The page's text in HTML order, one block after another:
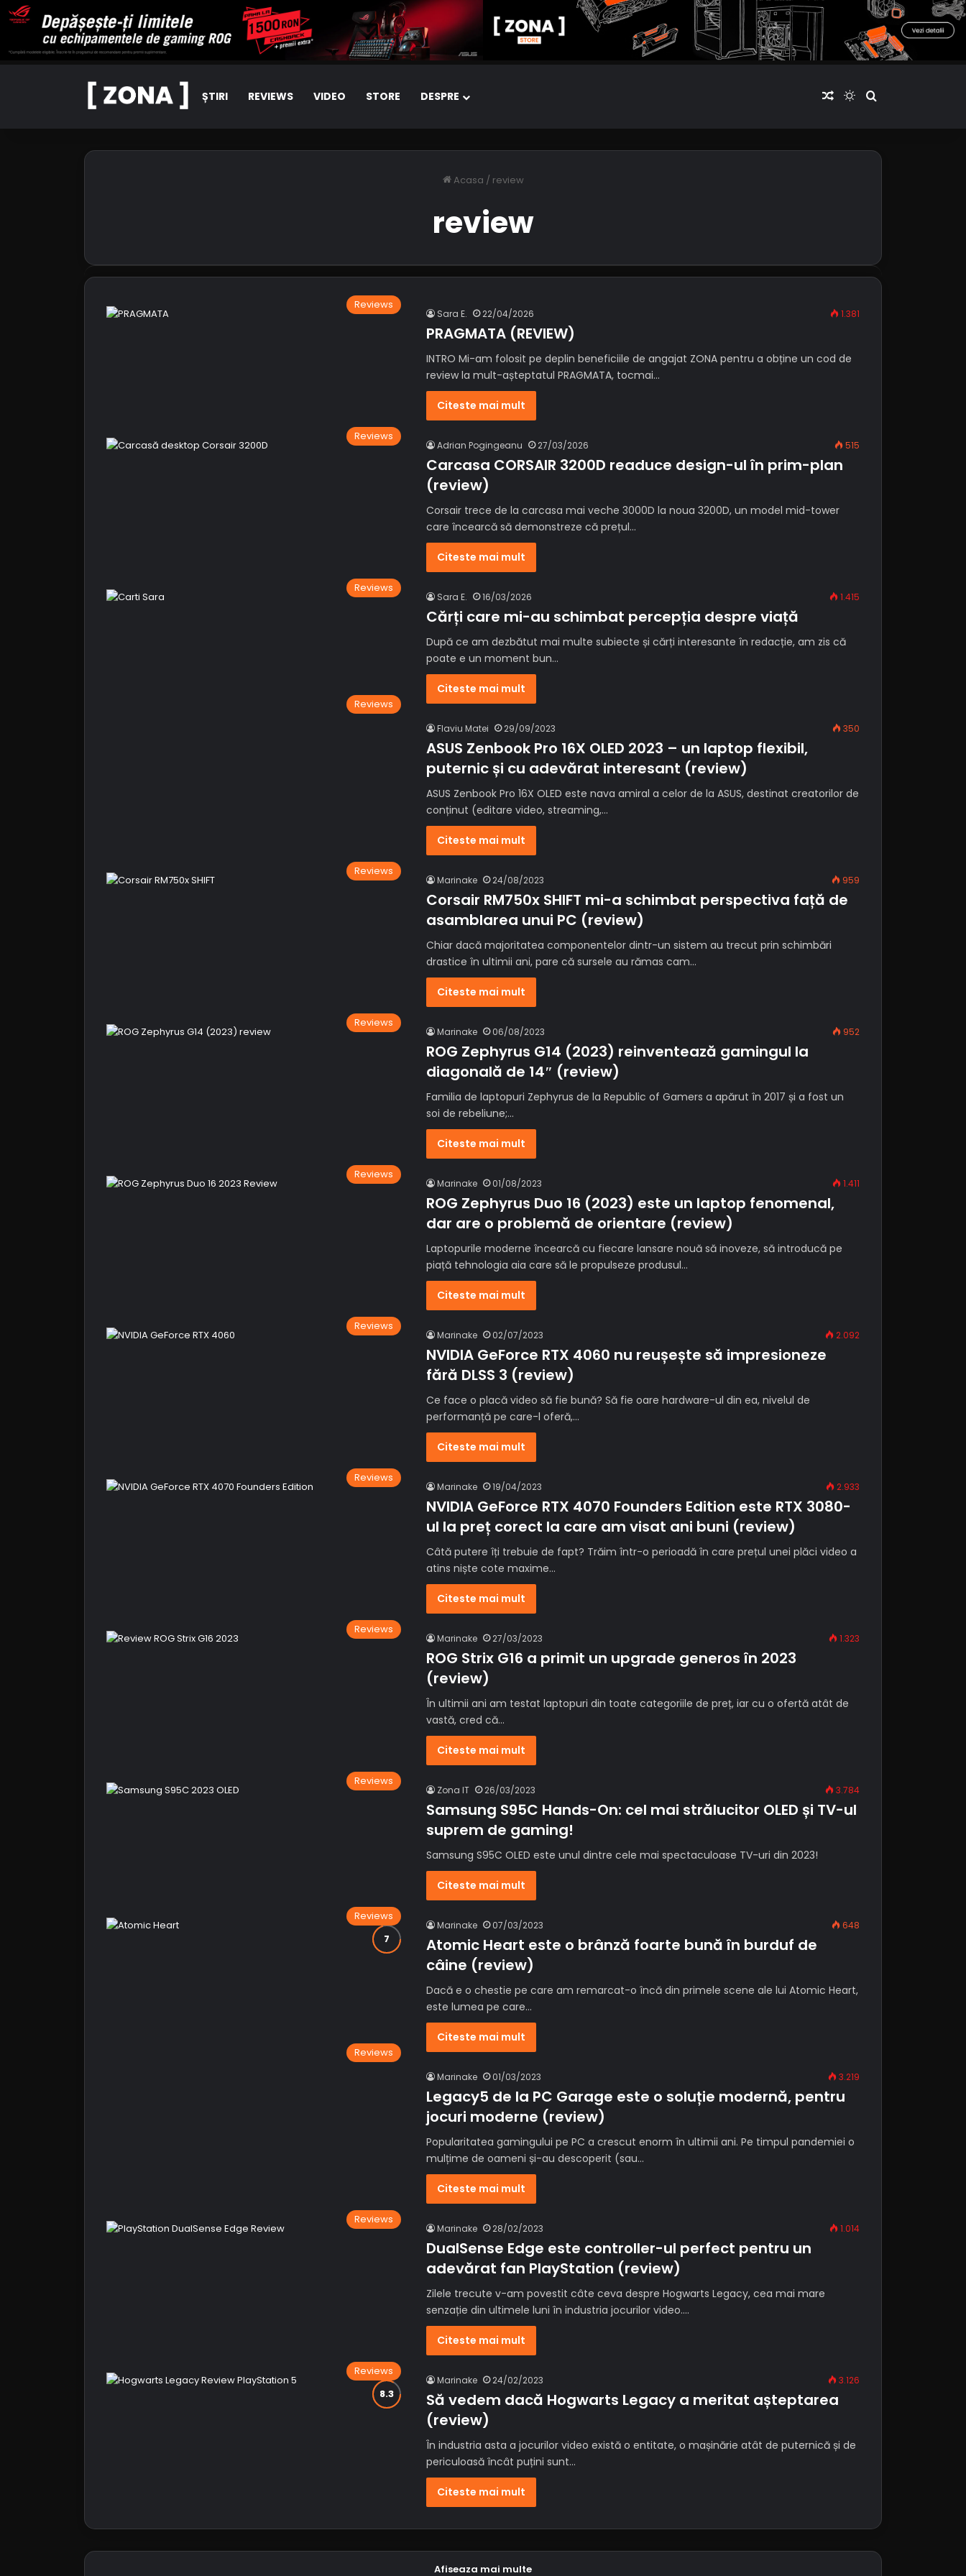
ȘTIRI REVIEWS VIDEO STORE DESPRE Articol aleatoriu
Switch skin
Cauta articole
Acasa / review
review
Reviews
Sara E. 22/04/2026 1.381
PRAGMATA (REVIEW)
INTRO Mi-am folosit pe deplin beneficiile de angajat ZONA pentru a obține un cod de
review la mult-așteptatul PRAGMATA, tocmai…
Citeste mai mult
Reviews
Adrian Pogingeanu 27/03/2026 515
Carcasa CORSAIR 3200D readuce design-ul în prim-plan
(review)
Corsair trece de la carcasa mai veche 3000D la noua 3200D, un model mid-tower
care încearcă să demonstreze că prețul…
Citeste mai mult
Reviews
Sara E. 16/03/2026 1.415
Cărți care mi-au schimbat percepția despre viață
După ce am dezbătut mai multe subiecte și cărți interesante în redacție, am zis că
poate e un moment bun…
Citeste mai mult
Reviews
Flaviu Matei 29/09/2023 350
ASUS Zenbook Pro 16X OLED 2023 – un laptop flexibil,
puternic și cu adevărat interesant (review)
ASUS Zenbook Pro 16X OLED este nava amiral a celor de la ASUS, destinat creatorilor de
conținut (editare video, streaming,…
Citeste mai mult
Reviews
Marinake 24/08/2023 959
Corsair RM750x SHIFT mi-a schimbat perspectiva față de
asamblarea unui PC (review)
Chiar dacă majoritatea componentelor dintr-un sistem au trecut prin schimbări
drastice în ultimii ani, pare că sursele au rămas cam…
Citeste mai mult
Reviews
Marinake 06/08/2023 952
ROG Zephyrus G14 (2023) reinventează gamingul la
diagonală de 14″ (review)
Familia de laptopuri Zephyrus de la Republic of Gamers a apărut în 2017 și a fost un
soi de rebeliune;…
Citeste mai mult
Reviews
Marinake 01/08/2023 1.411
ROG Zephyrus Duo 16 (2023) este un laptop fenomenal,
dar are o problemă de orientare (review)
Laptopurile moderne încearcă cu fiecare lansare nouă să inoveze, să introducă pe
piață tehnologia aia care să le propulseze produsul…
Citeste mai mult
Reviews
Marinake 02/07/2023 2.092
NVIDIA GeForce RTX 4060 nu reușește să impresioneze
fără DLSS 3 (review)
Ce face o placă video să fie bună? Să fie oare hardware-ul din ea, nivelul de
performanță pe care-l oferă,…
Citeste mai mult
Reviews
Marinake 19/04/2023 2.933
NVIDIA GeForce RTX 4070 Founders Edition este RTX 3080-
ul la preț corect la care am visat ani buni (review)
Câtă putere îți trebuie de fapt? Trăim într-o perioadă în care prețul unei plăci video a
atins niște cote maxime…
Citeste mai mult
Reviews
Marinake 27/03/2023 1.323
ROG Strix G16 a primit un upgrade generos în 2023
(review)
În ultimii ani am testat laptopuri din toate categoriile de preț, iar cu o ofertă atât de
vastă, cred că…
Citeste mai mult
Reviews
Zona IT 26/03/2023 3.784
Samsung S95C Hands-On: cel mai strălucitor OLED și TV-ul
suprem de gaming!
Samsung S95C OLED este unul dintre cele mai spectaculoase TV-uri din 2023!
Citeste mai mult
Reviews
Marinake 07/03/2023 648
Atomic Heart este o brânză foarte bună în burduf de
câine (review)
Dacă e o chestie pe care am remarcat-o încă din primele scene ale lui Atomic Heart,
este lumea pe care…
Citeste mai mult
Reviews
Marinake 01/03/2023 3.219
Legacy5 de la PC Garage este o soluție modernă, pentru
jocuri moderne (review)
Popularitatea gamingului pe PC a crescut enorm în ultimii ani. Pe timpul pandemiei o
mulțime de oameni și-au descoperit (sau…
Citeste mai mult
Reviews
Marinake 28/02/2023 1.014
DualSense Edge este controller-ul perfect pentru un
adevărat fan PlayStation (review)
Zilele trecute v-am povestit câte ceva despre Hogwarts Legacy, cea mai mare
senzație din ultimele luni în industria jocurilor video.…
Citeste mai mult
Reviews
Marinake 24/02/2023 3.126
Să vedem dacă Hogwarts Legacy a meritat așteptarea
(review)
În industria asta a jocurilor video există o entitate, o mașinărie atât de puternică și de
periculoasă încât puțini sunt…
Citeste mai mult
Afiseaza mai multe